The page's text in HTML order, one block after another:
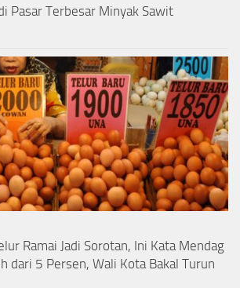
Pasar Terbesar Minyak Sawit
Ramai Jadi Sorotan, Ini Kata Mendag
dari 5 Persen, Wali Kota Bakal Turun